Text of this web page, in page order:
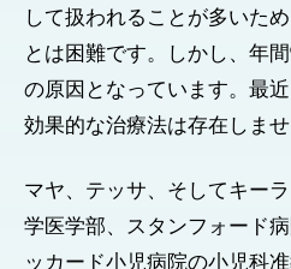
して扱われることが多いた
とは困難です。しかし、年
の原因となっています。最
効果的な治療法は存在しませ
マヤ、テッサ、そしてキー
学医学部、スタンフォード
ッカード小児病院の小児科